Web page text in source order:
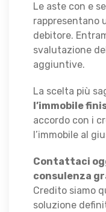
Le aste con e
rappresentano
debitore.
svalutazione
aggiuntive.
La scelta più
l’immobile
accordo con i
l’immobile al
Contattaci
consulenza
Credito siamo
soluzione